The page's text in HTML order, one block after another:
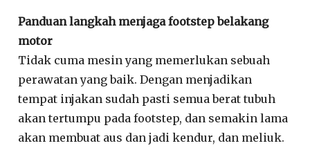
Panduan langkah menjaga footstep belakang
motor
Tidak cuma mesin yang memerlukan sebuah
perawatan yang baik. Dengan menjadikan
tempat injakan sudah pasti semua berat tubuh
akan tertumpu pada footstep, dan semakin lama
akan membuat aus dan jadi kendur, dan meliuk.